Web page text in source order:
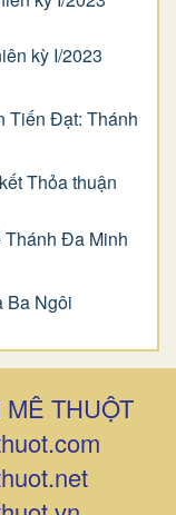
kỳ I/2023
Tiến Đạt: Thánh
Thỏa thuận
Đa Minh
Ba Ngôi
THUỘT